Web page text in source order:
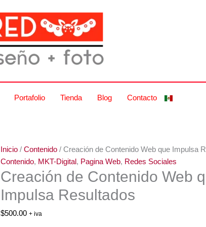
Portafolio Tienda Blog Contacto
Inicio / Contenido / Creación de Contenido Web que Impulsa
Contenido, MKT-Digital, Pagina Web, Redes Sociales
Creación de Contenido Web
Impulsa Resultados
$500.00 + iva
Web
que
Impulsa
Resultados
cantidad